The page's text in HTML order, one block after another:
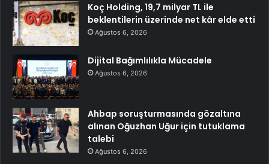
Koç Holding, 19,7 milyar TL ile
beklentilerin üzerinde net kâr elde etti
Ağustos 6, 2026
Dijital Bağımlılıkla Mücadele
Ağustos 6, 2026
Ahbap soruşturmasında gözaltına
alınan Oğuzhan Uğur için tutuklama
talebi
Ağustos 6, 2026